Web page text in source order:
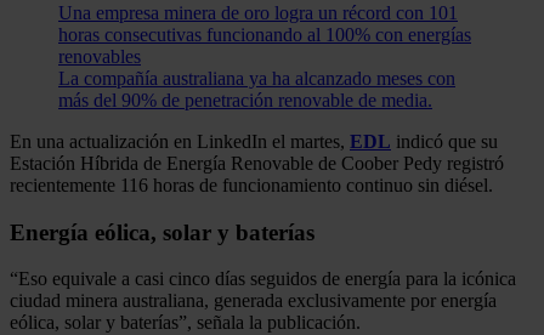
Una empresa minera de oro logra un récord con 101
horas consecutivas funcionando al 100% con energías
renovables
La compañía australiana ya ha alcanzado meses con
más del 90% de penetración renovable de media.
En una actualización en LinkedIn el martes, EDL indicó que su
Estación Híbrida de Energía Renovable de Coober Pedy registró
recientemente 116 horas de funcionamiento continuo sin diésel.
Energía eólica, solar y baterías
“Eso equivale a casi cinco días seguidos de energía para la icónica
ciudad minera australiana, generada exclusivamente por energía
eólica, solar y baterías”, señala la publicación.